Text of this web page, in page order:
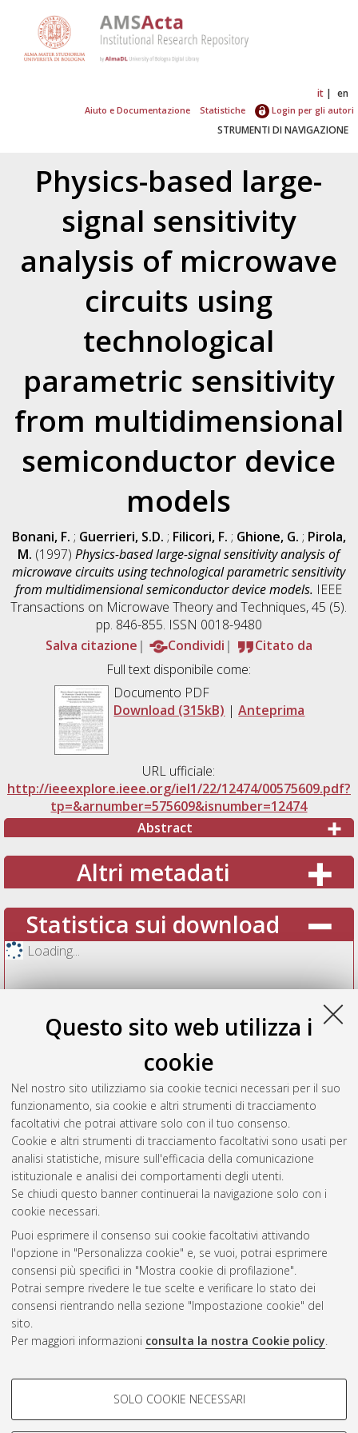
Questo sito web utilizza i
cookie
Nel nostro sito utilizziamo sia cookie tecnici necessari per il suo
funzionamento, sia cookie e altri strumenti di tracciamento
facoltativi che potrai attivare solo con il tuo consenso.
Cookie e altri strumenti di tracciamento facoltativi sono usati per
analisi statistiche, misure sull'efficacia della comunicazione
istituzionale e analisi dei comportamenti degli utenti.
Se chiudi questo banner continuerai la navigazione solo con i
cookie necessari.
Puoi esprimere il consenso sui cookie facoltativi attivando
l'opzione in "Personalizza cookie" e, se vuoi, potrai esprimere
consensi più specifici in "Mostra cookie di profilazione".
Potrai sempre rivedere le tue scelte e verificare lo stato dei
consensi rientrando nella sezione "Impostazione cookie" del
sito.
Per maggiori informazioni consulta la nostra Cookie policy.
COOKIE DI PROFILAZIONE -
SOLO COOKIE NECESSARI
it en
Aiuto e Documentazione Statistiche Login per gli autori
STRUMENTI DI NAVIGAZIONE
Physics-based large-
signal sensitivity
analysis of microwave
circuits using
technological
parametric sensitivity
from multidimensional
semiconductor device
models
Bonani, F. ; Guerrieri, S.D. ; Filicori, F. ; Ghione, G. ; Pirola,
M. (1997)Physics-based large-signal sensitivity analysis of
microwave circuits using technological parametric sensitivity
from multidimensional semiconductor device models. IEEE
Transactions on Microwave Theory and Techniques, 45 (5).
pp. 846-855. ISSN 0018-9480
Salva citazione
Condividi
Citato da
Full text disponibile come:
Documento PDF
Download (315kB) |Anteprima
URL ufficiale:
http://ieeexplore.ieee.org/iel1/22/12474/00575609.pdf?
tp=&arnumber=575609&isnumber=12474
Abstract
Altri metadati
Statistica sui download
Loading...
Vedi altre statistiche
Gestione del documento:
Atom
Rss
2.0
AMS Acta
ISSN: 2038-7954
re3data.org -
doi.org/10.17616/R3P19R
Servizio implementato e
Impostazioni Cookie
repository